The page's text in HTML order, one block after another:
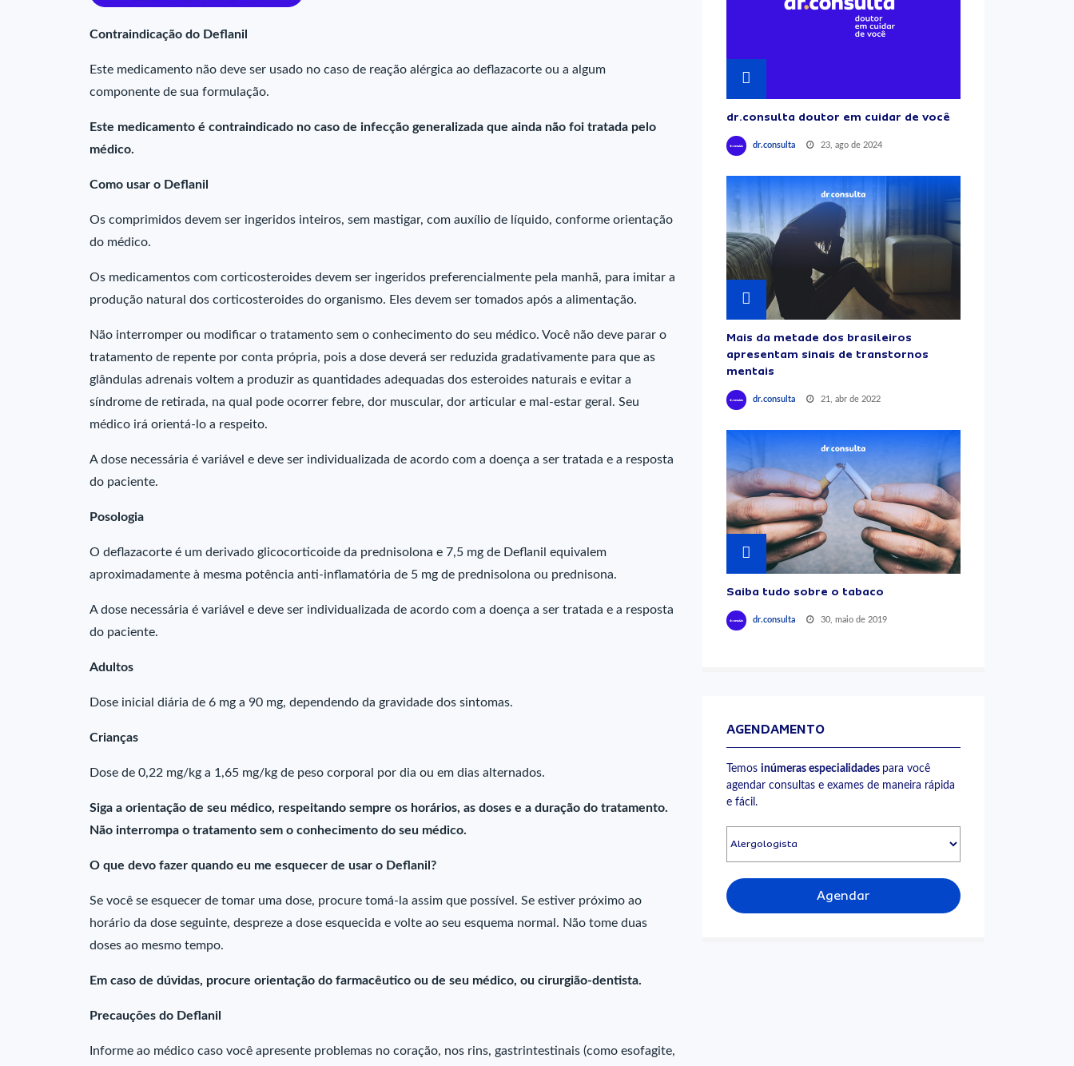
Contraindicação do Deflanil
Este medicamento não deve ser usado no caso de reação alérgica ao deflazacorte ou a algum
componente de sua formulação.
Este medicamento é contraindicado no caso de infecção generalizada que ainda não foi tratada pelo
médico.
Como usar o Deflanil
Os comprimidos devem ser ingeridos inteiros, sem mastigar, com auxílio de líquido, conforme orientação
do médico.
Os medicamentos com corticosteroides devem ser ingeridos preferencialmente pela manhã, para imitar a
produção natural dos corticosteroides do organismo. Eles devem ser tomados após a alimentação.
Não interromper ou modificar o tratamento sem o conhecimento do seu médico. Você não deve parar o
tratamento de repente por conta própria, pois a dose deverá ser reduzida gradativamente para que as
glândulas adrenais voltem a produzir as quantidades adequadas dos esteroides naturais e evitar a
síndrome de retirada, na qual pode ocorrer febre, dor muscular, dor articular e mal-estar geral. Seu
médico irá orientá-lo a respeito.
A dose necessária é variável e deve ser individualizada de acordo com a doença a ser tratada e a resposta
do paciente.
Posologia
O deflazacorte é um derivado glicocorticoide da prednisolona e 7,5 mg de Deflanil equivalem
aproximadamente à mesma potência anti-inflamatória de 5 mg de prednisolona ou prednisona.
A dose necessária é variável e deve ser individualizada de acordo com a doença a ser tratada e a resposta
do paciente.
Adultos
Dose inicial diária de 6 mg a 90 mg, dependendo da gravidade dos sintomas.
Crianças
Dose de 0,22 mg/kg a 1,65 mg/kg de peso corporal por dia ou em dias alternados.
Siga a orientação de seu médico, respeitando sempre os horários, as doses e a duração do tratamento.
Não interrompa o tratamento sem o conhecimento do seu médico.
O que devo fazer quando eu me esquecer de usar o Deflanil?
Se você se esquecer de tomar uma dose, procure tomá-la assim que possível. Se estiver próximo ao
horário da dose seguinte, despreze a dose esquecida e volte ao seu esquema normal. Não tome duas
doses ao mesmo tempo.
Em caso de dúvidas, procure orientação do farmacêutico ou de seu médico, ou cirurgião-dentista.
Precauções do Deflanil
Informe ao médico caso você apresente problemas no coração, nos rins, gastrintestinais (como esofagite,
dr.consulta doutor em cuidar de você
dr.consulta 23, ago de 2024
Mais da metade dos brasileiros
apresentam sinais de transtornos
mentais
dr.consulta 21, abr de 2022
Saiba tudo sobre o tabaco
dr.consulta 30, maio de 2019
AGENDAMENTO
Temos inúmeras especialidades para você
agendar consultas e exames de maneira rápida
e fácil.
Agendar